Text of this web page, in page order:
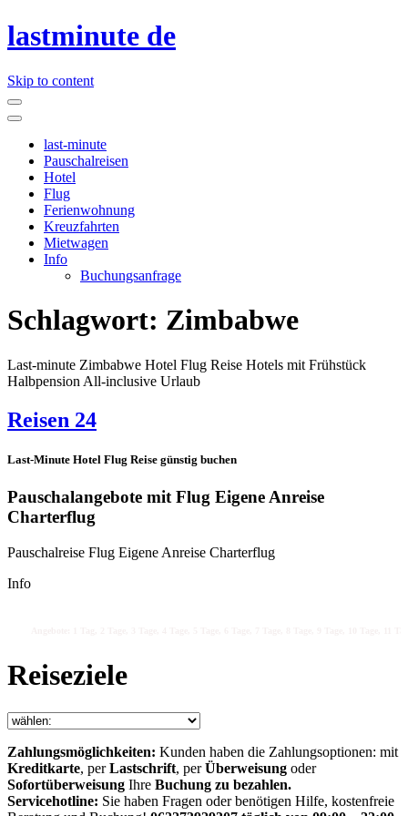
lastminute de
Skip to content
last-minute
Pauschalreisen
Hotel
Flug
Ferienwohnung
Kreuzfahrten
Mietwagen
Info
Buchungsanfrage
Schlagwort: Zimbabwe
Last-minute Zimbabwe Hotel Flug Reise Hotels mit Frühstück
Halbpension All-inclusive Urlaub
Reisen 24
Last-Minute Hotel Flug Reise günstig buchen
Pauschalangebote mit Flug Eigene Anreise
Charterflug
Pauschalreise Flug Eigene Anreise Charterflug
Info
Reiseziele
Zahlungsmöglichkeiten: Kunden haben die Zahlungsoptionen: mit
Kreditkarte, perLastschrift, perÜberweisung oder
Sofortüberweisung Ihre Buchung zu bezahlen.
Servicehotline: Sie haben Fragen oder benötigen Hilfe, kostenfreie